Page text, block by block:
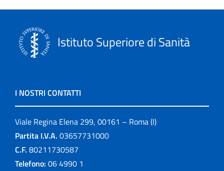
Istituto Superiore di Sanità
I NOSTRI CONTATTI
Viale Regina Elena 299, 00161 – Roma (I)
Partita I.V.A. 03657731000
C.F. 80211730587
Telefono: 06 4990 1